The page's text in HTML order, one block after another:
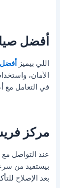
أفضل
اللي بيميز
الأمان،
في التعامل مع
مركز
عند التواصل مع
بيستفيد من
بعد الإصلاح